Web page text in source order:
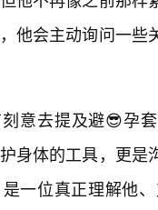
他会主动询问一
意去提及避😎孕
身体的工具，更
一位真正理解他